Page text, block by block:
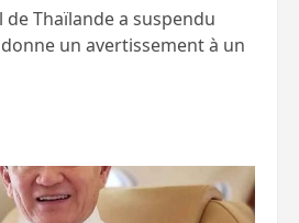
de Thaïlande a suspendu
un avertissement à un